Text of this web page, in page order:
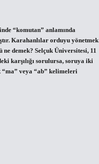
“komutan” anlamında
Karahanlılar orduyu yönetmek
demek? Selçuk Üniversitesi, 11
karşılığı sorulursa, soruya iki
veya “ab” kelimeleri